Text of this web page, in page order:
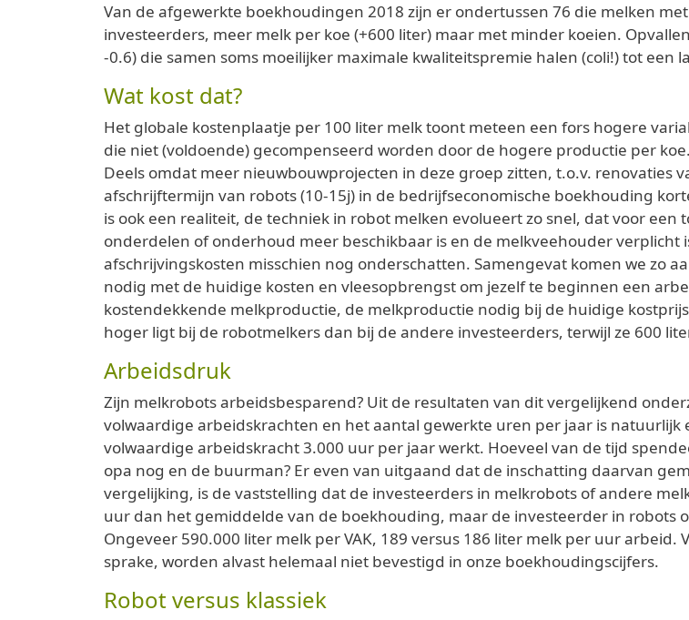
Van de afgewerkte boekhoudingen 2018 zijn er ondertussen 76 die melken
investeerders, meer melk per koe (+600 liter) maar met minder koeien.
-0.6) die samen soms moeilijker maximale kwaliteitspremie halen (coli!) tot
Wat kost dat?
Het globale kostenplaatje per 100 liter melk toont meteen een fors hogere
die niet (voldoende) gecompenseerd worden door de hogere productie per
Deels omdat meer nieuwbouwprojecten in deze groep zitten, t.o.v. renovaties
afschrijftermijn van robots (10-15j) in de bedrijfseconomische boekhouding
is ook een realiteit, de techniek in robot melken evolueert zo snel, dat voor een
onderdelen of onderhoud meer beschikbaar is en de melkveehouder verplicht
afschrijvingskosten misschien nog onderschatten. Samengevat komen we zo
nodig met de huidige kosten en vleesopbrengst om jezelf te beginnen een
kostendekkende melkproductie, de melkproductie nodig bij de huidige
hoger ligt bij de robotmelkers dan bij de andere investeerders, terwijl ze 600
Arbeidsdruk
Zijn melkrobots arbeidsbesparend? Uit de resultaten van dit vergelijkend
volwaardige arbeidskrachten en het aantal gewerkte uren per jaar is
volwaardige arbeidskracht 3.000 uur per jaar werkt. Hoeveel van de tijd
opa nog en de buurman? Er even van uitgaand dat de inschatting daarvan
vergelijking, is de vaststelling dat de investeerders in melkrobots of andere
uur dan het gemiddelde van de boekhouding, maar de investeerder in robots
Ongeveer 590.000 liter melk per VAK, 189 versus 186 liter melk per uur
sprake, worden alvast helemaal niet bevestigd in onze boekhoudingscijfers.
Robot versus klassiek